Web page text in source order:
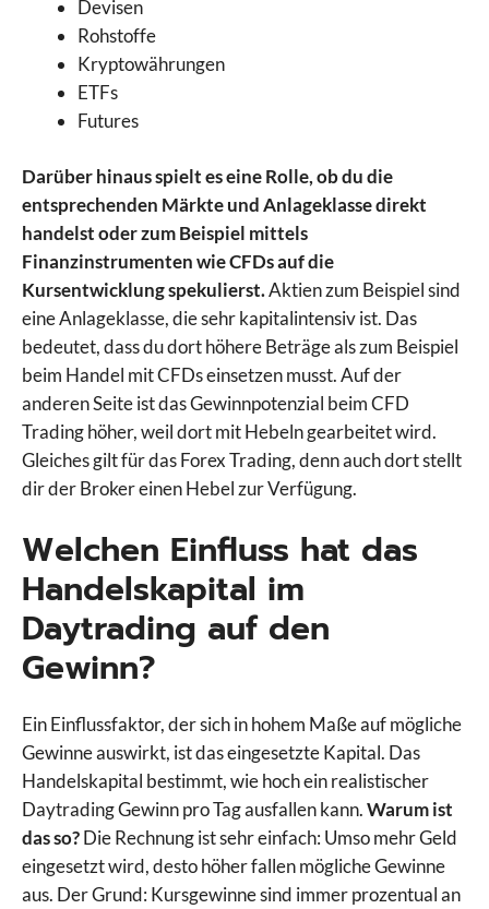
Devisen
Rohstoffe
Kryptowährungen
ETFs
Futures
Darüber hinaus spielt es eine Rolle, ob du die
entsprechenden Märkte und Anlageklasse direkt
handelst oder zum Beispiel mittels
Finanzinstrumenten wie CFDs auf die
Kursentwicklung spekulierst.Aktien zum Beispiel sind
eine Anlageklasse, die sehr kapitalintensiv ist. Das
bedeutet, dass du dort höhere Beträge als zum Beispiel
beim Handel mit CFDs einsetzen musst. Auf der
anderen Seite ist das Gewinnpotenzial beim CFD
Trading höher, weil dort mit Hebeln gearbeitet wird.
Gleiches gilt für das Forex Trading, denn auch dort stellt
dir der Broker einen Hebel zur Verfügung.
Welchen Einfluss hat das
Handelskapital im
Daytrading auf den
Gewinn?
Ein Einflussfaktor, der sich in hohem Maße auf mögliche
Gewinne auswirkt, ist das eingesetzte Kapital. Das
Handelskapital bestimmt, wie hoch ein realistischer
Daytrading Gewinn pro Tag ausfallen kann.Warum ist
das so?Die Rechnung ist sehr einfach: Umso mehr Geld
eingesetzt wird, desto höher fallen mögliche Gewinne
aus. Der Grund: Kursgewinne sind immer prozentual an